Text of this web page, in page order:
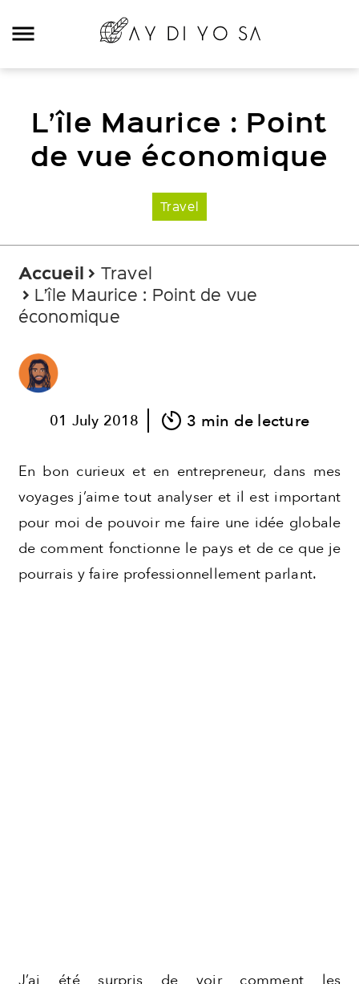
Categories
E-commerce
Travel
Food
About
Mentions Légales
Politique de confidentialité
L’île Maurice : Point
de vue économique
Travel
Accueil
Travel
L’île Maurice : Point de vue
économique
01 July 2018 3 min de lecture
En bon curieux et en entrepreneur, dans mes
voyages j’aime tout analyser et il est important
pour moi de pouvoir me faire une idée globale
de comment fonctionne le pays et de ce que je
pourrais y faire professionnellement parlant.